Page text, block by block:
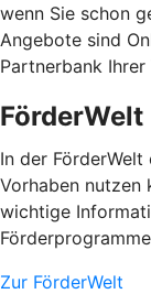
wenn Sie schon
Angebote sind
Partnerbank Ihrer
FörderWelt
In der
Vorhaben nutzen
wichtige
Zur FörderWelt